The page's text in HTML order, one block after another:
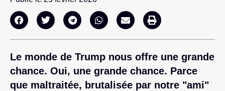
Le monde de Trump nous offre une grande
chance. Oui, une grande chance. Parce
que maltraitée, brutalisée par notre "ami"